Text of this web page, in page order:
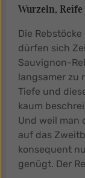
Wurzeln,
Die
dürfen sich
Sauvignon-
langsamer zu
Tiefe und
kaum
Und weil man
auf das
konsequent
genügt. Der